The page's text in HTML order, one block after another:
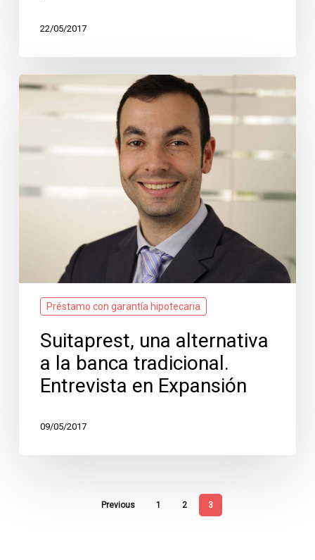
22/05/2017
Suitaprest,
alternativa
la
Entrevista
Préstamo con garantía hipotecaria
Suitaprest, una alternativa
a la banca tradicional.
Entrevista en Expansión
09/05/2017
Previous 1 2 3